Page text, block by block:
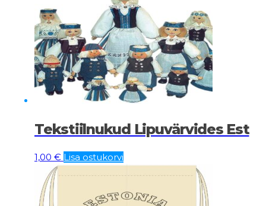
Tekstiilnukud Lipuvärvides Est
1,00 € Lisa ostukorvi